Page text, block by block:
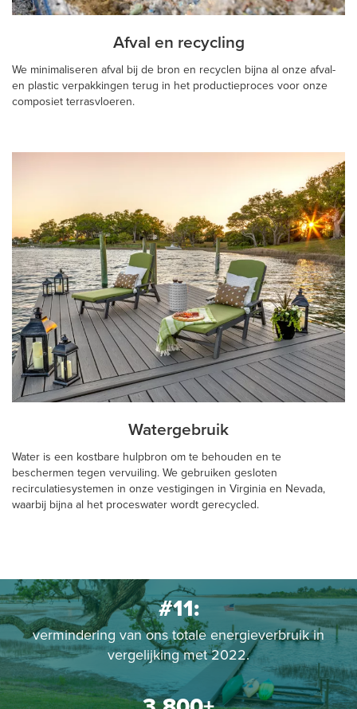
Afval en recycling
We minimaliseren afval bij de bron en recyclen bijna al onze afval-
en plastic verpakkingen terug in het productieproces voor onze
composiet terrasvloeren.
Watergebruik
Water is een kostbare hulpbron om te behouden en te
beschermen tegen vervuiling. We gebruiken gesloten
recirculatiesystemen in onze vestigingen in Virginia en Nevada,
waarbij bijna al het proceswater wordt gerecycled.
#11:
vermindering van ons totale energieverbruik in
vergelijking met 2022.